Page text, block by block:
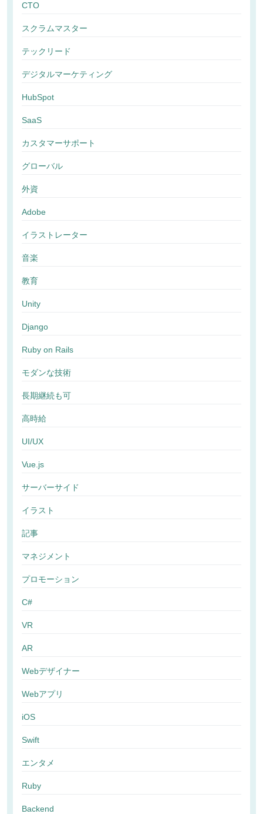
CTO
スクラムマスター
テックリード
デジタルマーケティング
HubSpot
SaaS
カスタマーサポート
グローバル
外資
Adobe
イラストレーター
音楽
教育
Unity
Django
Ruby on Rails
モダンな技術
長期継続も可
高時給
UI/UX
Vue.js
サーバーサイド
イラスト
記事
マネジメント
プロモーション
C#
VR
AR
Webデザイナー
Webアプリ
iOS
Swift
エンタメ
Ruby
Backend